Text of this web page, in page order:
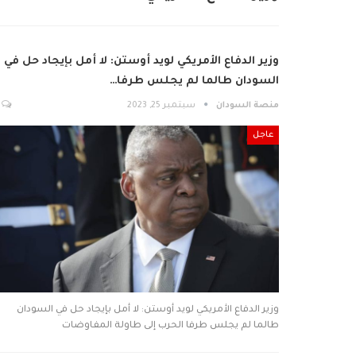
وزير الدفاع الأمريكي لويد أوستن: لا أمل بإيجاد حل في
منصة السودان سبتمبر 25, 2023
عاجل
وزير الدفاع الأمريكي لويد أوستن: لا أمل بإيجاد حل في ‎السودان
طالما لم يجلس طرفا الحرب إلى طاولة المفاوضات